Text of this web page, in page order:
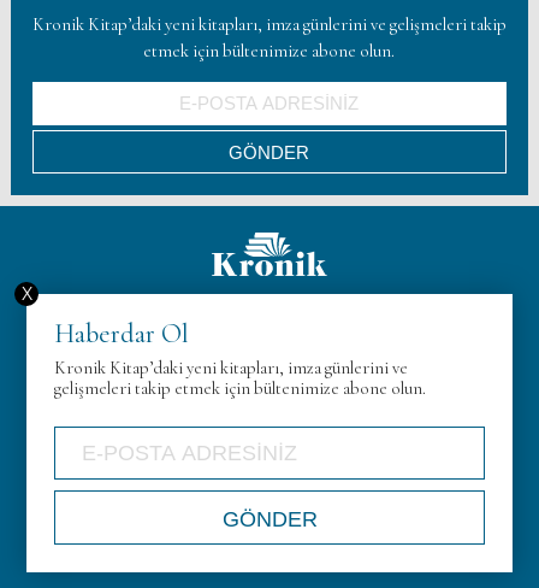
Kronik Kitap’daki yeni kitapları, imza günlerini ve gelişmeleri takip
etmek için bültenimize abone olun.
Hakkımızda
Gizlilik Politikası
İletişim
Haberdar Ol
Kronik Kitap’daki yeni kitapları, imza günlerini ve
gelişmeleri takip etmek için bültenimize abone olun.
X